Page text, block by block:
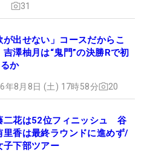
31
が出せない」コースだからこ
澤柚月は“鬼門”の決勝Rで初
か
年8月8日 (土) 17時58分 20
二花は52位フィニッシュ 谷
里香は最終ラウンドに進めず/
子下部ツアー